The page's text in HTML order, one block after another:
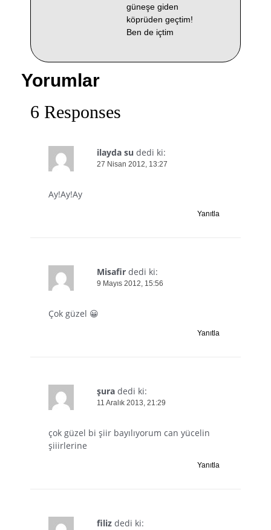
güneşe giden
köprüden geçtim!
Ben de içtim
Yorumlar
6 Responses
ilayda su dedi ki:
27 Nisan 2012, 13:27
Ay!Ay!Ay
Yanıtla
Misafir dedi ki:
9 Mayıs 2012, 15:56
Çok güzel 😀
Yanıtla
şura dedi ki:
11 Aralık 2013, 21:29
çok güzel bi şiir bayılıyorum can yücelin
şiiirlerine
Yanıtla
filiz dedi ki: